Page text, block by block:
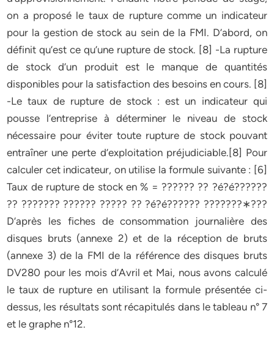
on a proposé le taux de rupture comme un indicateur
pour la gestion de stock au sein de la FMI. D’abord, on
définit qu’est ce qu’une rupture de stock. [8] -La rupture
de stock d’un produit est le manque de quantités
disponibles pour la satisfaction des besoins en cours. [8]
-Le taux de rupture de stock : est un indicateur qui
pousse l’entreprise à déterminer le niveau de stock
nécessaire pour éviter toute rupture de stock pouvant
entraîner une perte d’exploitation préjudiciable.[8] Pour
calculer cet indicateur, on utilise la formule suivante : [6]
Taux de rupture de stock en % = ?????? ?? ?é?é??????
?? ??????? ?????? ????? ?? ?é?é?????? ???????∗???
D’après les fiches de consommation journalière des
disques bruts (annexe 2) et de la réception de bruts
(annexe 3) de la FMI de la référence des disques bruts
DV280 pour les mois d’Avril et Mai, nous avons calculé
le taux de rupture en utilisant la formule présentée ci-
dessus, les résultats sont récapitulés dans le tableau n° 7
et le graphe n°12.